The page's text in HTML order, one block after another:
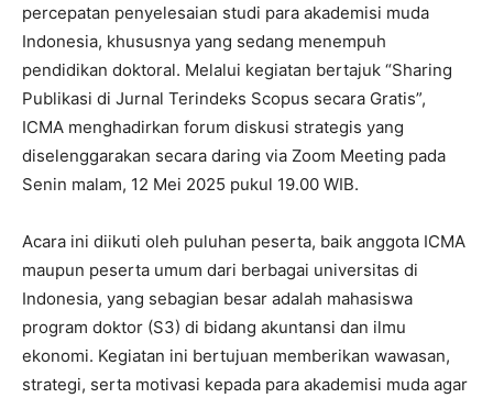
percepatan penyelesaian studi para akademisi muda
Indonesia, khususnya yang sedang menempuh
pendidikan doktoral. Melalui kegiatan bertajuk “Sharing
Publikasi di Jurnal Terindeks Scopus secara Gratis”,
ICMA menghadirkan forum diskusi strategis yang
diselenggarakan secara daring via Zoom Meeting pada
Senin malam, 12 Mei 2025 pukul 19.00 WIB.
Acara ini diikuti oleh puluhan peserta, baik anggota ICMA
maupun peserta umum dari berbagai universitas di
Indonesia, yang sebagian besar adalah mahasiswa
program doktor (S3) di bidang akuntansi dan ilmu
ekonomi. Kegiatan ini bertujuan memberikan wawasan,
strategi, serta motivasi kepada para akademisi muda agar